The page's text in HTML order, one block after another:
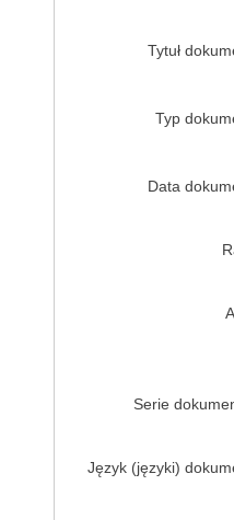
Tytuł
Typ
Data
Serie
Język (języki)